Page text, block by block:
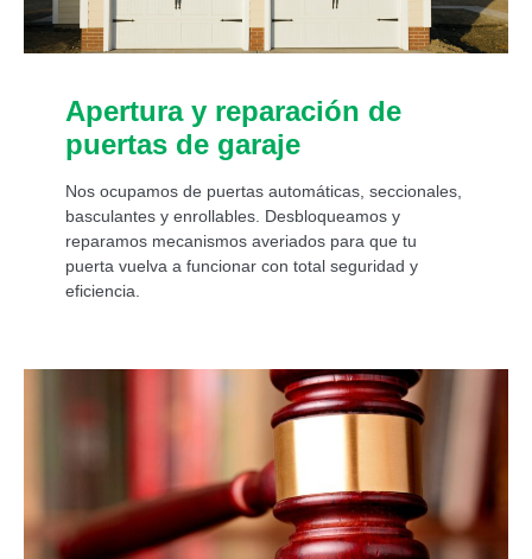
Apertura y reparación de
puertas de garaje
Nos ocupamos de puertas automáticas, seccionales,
basculantes y enrollables. Desbloqueamos y
reparamos mecanismos averiados para que tu
puerta vuelva a funcionar con total seguridad y
eficiencia.